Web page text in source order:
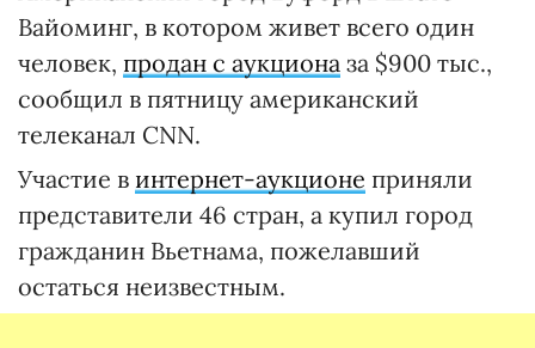
Вайоминг, в котором живет всего один
человек, продан с аукциона за $900 тыс.,
сообщил в пятницу американский
телеканал CNN.
Участие в интернет-аукционе приняли
представители 46 стран, а купил город
гражданин Вьетнама, пожелавший
остаться неизвестным.